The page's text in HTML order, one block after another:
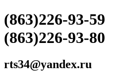
(863)226-93-59
(863)226-93-80
rts34@yandex.ru